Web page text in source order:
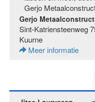
Gerjo
Gerjo
Sint-Katriensteenweg
Kuurne
Meer informatie